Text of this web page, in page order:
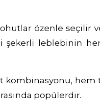
özenle seçilir
şekerli leblebinin
kombinasyonu, hem
popülerdir.